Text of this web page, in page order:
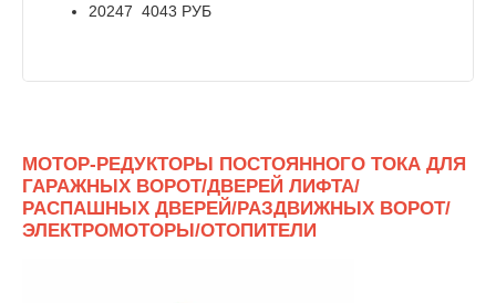
20247 4043 РУБ
МОТОР-РЕДУКТОРЫ ПОСТОЯННОГО ТОКА ДЛЯ
ГАРАЖНЫХ ВОРОТ/ДВЕРЕЙ ЛИФТА/
РАСПАШНЫХ ДВЕРЕЙ/РАЗДВИЖНЫХ ВОРОТ/
ЭЛЕКТРОМОТОРЫ/ОТОПИТЕЛИ